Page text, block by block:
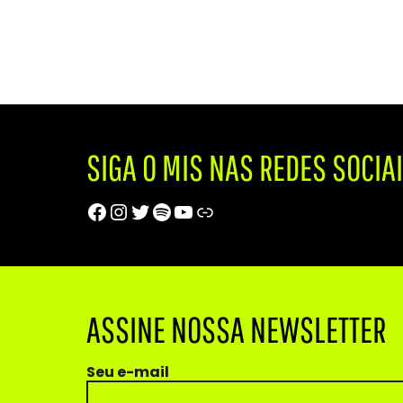
SIGA O MIS NAS REDES
Facebook
Instagram
Twitter
Spotify
Youtube
Trip Advisor
ASSINE NOSSA NEWSLETTER
Seu e-mail